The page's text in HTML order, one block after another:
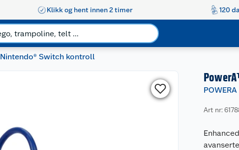
Klikk og hent innen 2 timer 120
Nintendo® Switch kontroll
POWERA
Art nr: